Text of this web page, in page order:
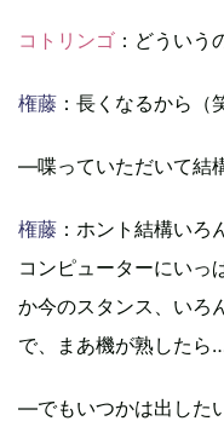
コトリンゴ ：どういう
権藤 ：長くなるから（
―喋っていただいて結
権藤 ：ホント結構い
コンピューターにいっ
か今のスタンス、いろ
で、まあ機が熟したら
―でもいつかは出した